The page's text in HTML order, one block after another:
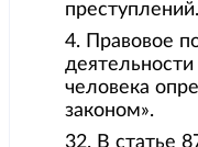
преступлений.
4. Правовое
человека
законом».
32. В статье